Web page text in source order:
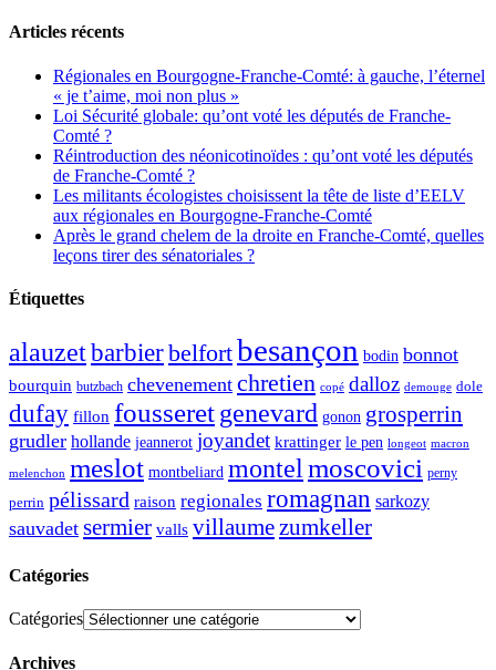
Articles récents
Régionales en Bourgogne-Franche-Comté: à gauche, l’éternel
« je t’aime, moi non plus »
Loi Sécurité globale: qu’ont voté les députés de Franche-
Comté ?
Réintroduction des néonicotinoïdes : qu’ont voté les députés
de Franche-Comté ?
Les militants écologistes choisissent la tête de liste d’EELV
aux régionales en Bourgogne-Franche-Comté
Après le grand chelem de la droite en Franche-Comté, quelles
leçons tirer des sénatoriales ?
Étiquettes
alauzetbarbierbelfortbesançon bodin bonnot
bourquin butzbach chevenement chretien copé dalloz demouge dole
dufay fillon fousseretgenevard gonon grosperrin
grudler hollande jeannerot joyandet krattinger le pen longeot macron
melenchon meslot montbeliard montelmoscovici perny
perrin pélissard raison regionales romagnan sarkozy
sauvadet sermier valls villaumezumkeller
Catégories
Catégories
Archives